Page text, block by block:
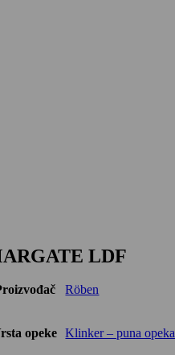
LDF
Röben
opeke Klinker – puna opeka